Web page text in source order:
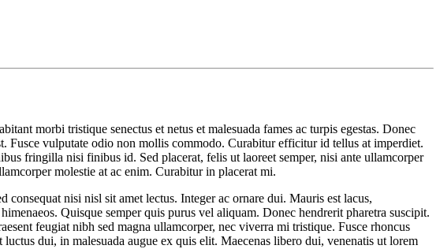
morbi tristique senectus et netus et malesuada fames ac turpis egestas. Donec
Fusce vulputate odio non mollis commodo. Curabitur efficitur id tellus at imperdiet.
fringilla nisi finibus id. Sed placerat, felis ut laoreet semper, nisi ante ullamcorper
molestie at ac enim. Curabitur in placerat mi.
nisi nisl sit amet lectus. Integer ac ornare dui. Mauris est lacus,
Quisque semper quis purus vel aliquam. Donec hendrerit pharetra suscipit.
feugiat nibh sed magna ullamcorper, nec viverra mi tristique. Fusce rhoncus
dui, in malesuada augue ex quis elit. Maecenas libero dui, venenatis ut lorem